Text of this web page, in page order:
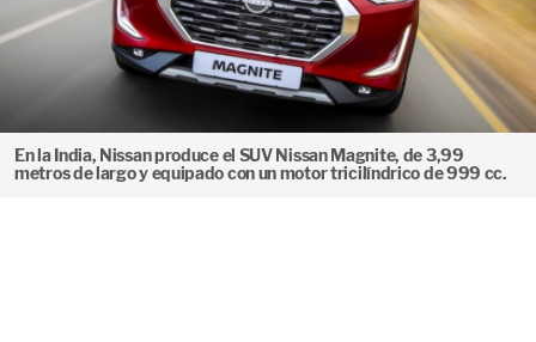
En la India, Nissan produce el SUV Nissan Magnite, de 3,99
metros de largo y equipado con un motor tricilíndrico de 999 cc.